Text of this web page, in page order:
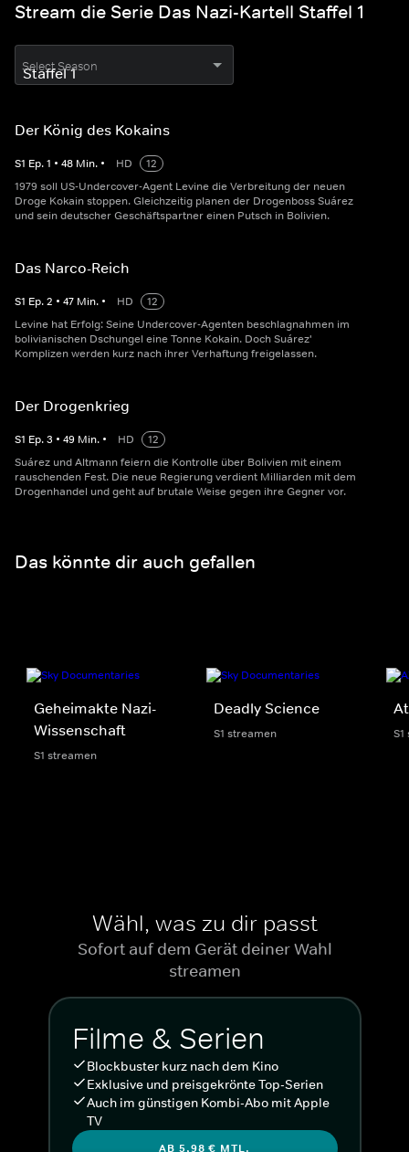
Stream die Serie Das Nazi-Kartell Staffel 1
Select Season
Der König des Kokains
S1 Ep.1 • 48 Min. • HD
12
1979 soll US-Undercover-Agent Levine die Verbreitung der neuen
Droge Kokain stoppen. Gleichzeitig planen der Drogenboss Suárez
und sein deutscher Geschäftspartner einen Putsch in Bolivien.
Das Narco-Reich
S1 Ep.2 • 47 Min. • HD
12
Levine hat Erfolg: Seine Undercover-Agenten beschlagnahmen im
bolivianischen Dschungel eine Tonne Kokain. Doch Suárez'
Komplizen werden kurz nach ihrer Verhaftung freigelassen.
Der Drogenkrieg
S1 Ep.3 • 49 Min. • HD
12
Suárez und Altmann feiern die Kontrolle über Bolivien mit einem
rauschenden Fest. Die neue Regierung verdient Milliarden mit dem
Drogenhandel und geht auf brutale Weise gegen ihre Gegner vor.
Das könnte dir auch gefallen
Geheimakte Nazi-
Wissenschaft
S1 streamen
Deadly Science
S1 streamen
Wähl, was zu dir passt
Sofort auf dem Gerät deiner Wahl
streamen
Filme & Serien
Blockbuster kurz nach dem Kino
Exklusive und preisgekrönte Top-Serien
Auch im günstigen Kombi-Abo mit Apple
TV
AB 5,98 € MTL.